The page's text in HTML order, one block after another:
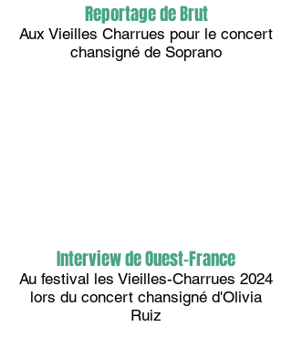
Reportage de Brut
Aux Vieilles Charrues pour le concert
chansigné de Soprano
Interview de Ouest-France
Au festival les Vieilles-Charrues 2024
lors du concert chansigné d'Olivia
Ruiz